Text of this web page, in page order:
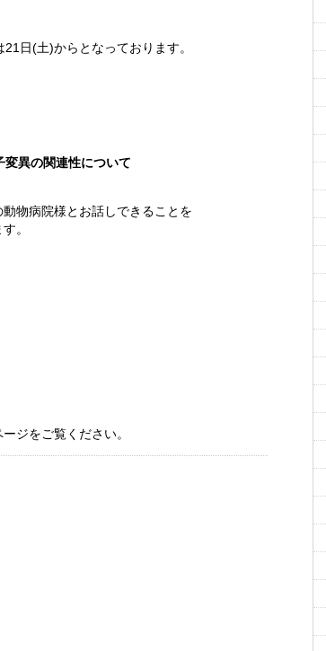
日(土)からとなっております。
異の関連性について
物病院様とお話しできることを
。
ジをご覧ください。